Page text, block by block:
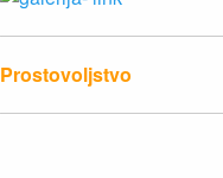
Prostovoljstvo